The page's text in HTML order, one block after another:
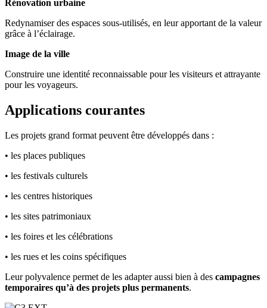
Rénovation urbaine
Redynamiser des espaces sous-utilisés, en leur apportant de la valeur
grâce à l’éclairage.
Image de la ville
Construire une identité reconnaissable pour les visiteurs et attrayante
pour les voyageurs.
Applications courantes
Les projets grand format peuvent être développés dans :
• les places publiques
• les festivals culturels
• les centres historiques
• les sites patrimoniaux
• les foires et les célébrations
• les rues et les coins spécifiques
Leur polyvalence permet de les adapter aussi bien à des campagnes
temporaires qu’à des projets plus permanents.